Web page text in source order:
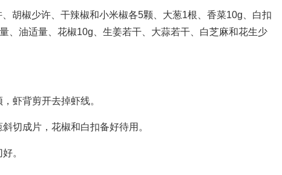
椒少许、干辣椒和小米椒各5颗、大葱1根、香菜10g、白扣
、油适量、花椒10g、生姜若干、大蒜若干、白芝麻和花生少
背剪开去掉虾线。
成片，花椒和白扣备好待用。
。